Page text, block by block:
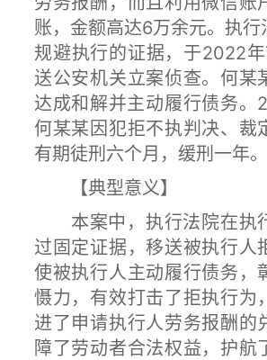
账，金额高达6万余元。执行
规避执行的证据，于2022
送公安机关立案侦查。何某
达成和解并主动履行债务。
何某某因犯拒不执判决、裁
有期徒刑六个月，缓刑一年。
【典型意义】
本案中，执行法院在执
过固定证据，移送被执行人
使被执行人主动履行债务，
慑力，有效打击了拒执行为
进了申请执行人劳务报酬的
障了劳动者合法权益，护航